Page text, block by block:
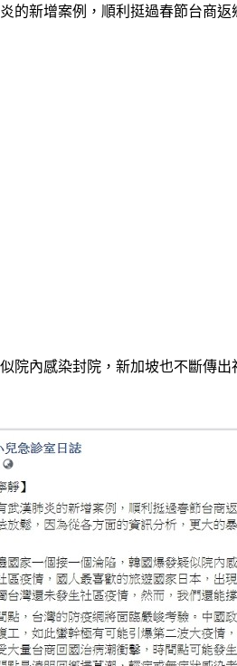
的新增案例，順利挺過春節台商
內感染封院，新加坡也不斷傳